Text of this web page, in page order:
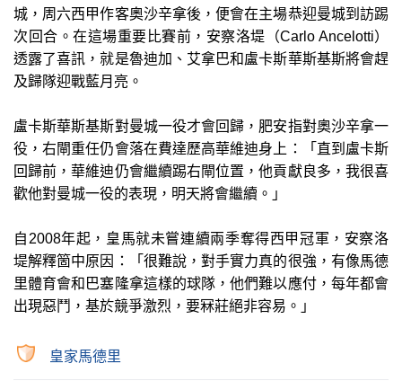
城，周六西甲作客奧沙辛拿後，便會在主場恭迎曼城到訪踢
次回合。在這場重要比賽前，安察洛堤（Carlo Ancelotti）
透露了喜訊，就是魯迪加、艾拿巴和盧卡斯華斯基斯將會趕
及歸隊迎戰藍月亮。
盧卡斯華斯基斯對曼城一役才會回歸，肥安指對奧沙辛拿一
役，右閘重任仍會落在費達歷高華維迪身上：「直到盧卡斯
回歸前，華維迪仍會繼續踢右閘位置，他貢獻良多，我很喜
歡他對曼城一役的表現，明天將會繼續。」
自2008年起，皇馬就未嘗連續兩季奪得西甲冠軍，安察洛
堤解釋箇中原因：「很難說，對手實力真的很強，有像馬德
里體育會和巴塞隆拿這樣的球隊，他們難以應付，每年都會
出現惡鬥，基於競爭激烈，要冧莊絕非容易。」
皇家馬德里